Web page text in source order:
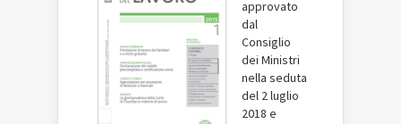
approvato
dal
Consiglio
dei Ministri
nella seduta
del 2 luglio
2018 e